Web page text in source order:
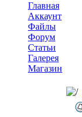
Главная
Аккаунт
Файлы
Форум
Статьи
Галерея
Магазин